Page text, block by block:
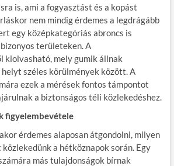
is, ami a fogyasztást és a kopást
nem mindig érdemes a legdrágább
egy középkategóriás abroncs is
területeken. A
kiolvasható, mely gumik állnak
széles körülmények között. A
ezek a mérések fontos támpontot
a biztonságos téli közlekedéshez.
figyelembevétele
érdemes alaposan átgondolni, milyen
a hétköznapok során. Egy
más tulajdonságok bírnak